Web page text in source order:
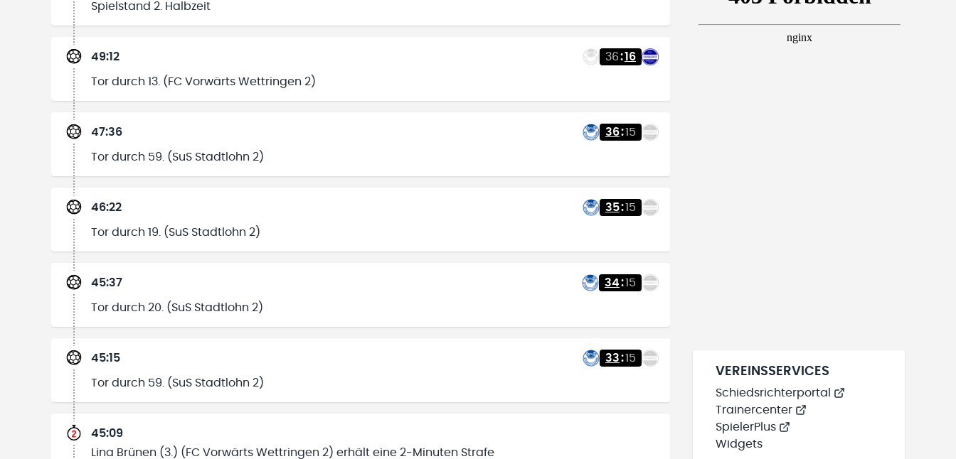
Spielstand 2. Halbzeit
49:12 36:16
Tor durch 13. (FC Vorwärts Wettringen 2)
47:36 36:15
Tor durch 59. (SuS Stadtlohn 2)
46:22 35:15
Tor durch 19. (SuS Stadtlohn 2)
45:37 34:15
Tor durch 20. (SuS Stadtlohn 2)
45:15 33:15
Tor durch 59. (SuS Stadtlohn 2)
45:09
Lina Brünen (3.) (FC Vorwärts Wettringen 2) erhält eine 2-Minuten Strafe
VEREINSSERVICES
Schiedsrichterportal
Trainercenter
SpielerPlus
Widgets